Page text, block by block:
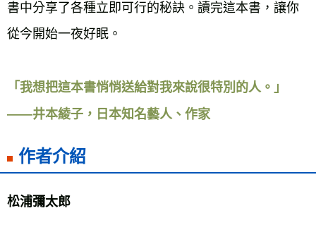
書中分享了各種立即可行的秘訣。讀完這本書，讓你
從今開始一夜好眠。
「我想把這本書悄悄送給對我來說很特別的人。」
——井本綾子，日本知名藝人、作家
作者介紹
松浦彌太郎